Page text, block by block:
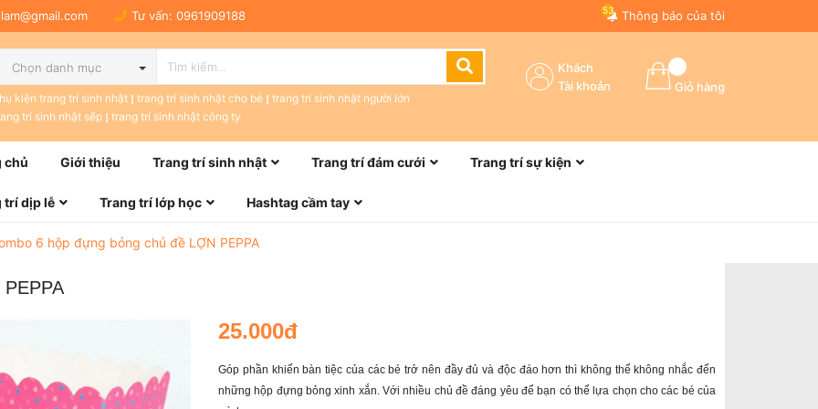
Tư vấn: 0961909188 Thông báo của tôi
53
Chọn danh mục
kiện trang trí sinh nhật trang trí sinh nhật cho bé
trang trí sinh nhật người lớn
trí sinh nhật sếp
trang trí sinh nhật công ty
Giỏ hàng
Khách
Tài khoản
chủ Giới thiệu Trang trí sinh nhật Trang trí đám cưới Trang trí sự kiện
trí dịp lễ Trang trí lớp học Hashtag cầm tay
6 hộp đựng bỏng chủ đề LỢN PEPPA
25.000đ
Góp phần khiến bàn tiệc của các bé trở nên đầy đủ và độc đáo hơn thì không thể không nhắc đến
những hộp đựng bỏng xinh xắn. Với nhiều chủ đề đáng yêu để bạn có thể lựa chọn cho các bé của